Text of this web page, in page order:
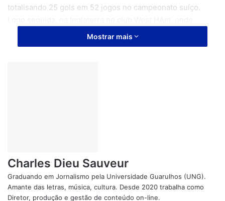
totalisando 25 gols em 52 jogos no campeonato suíço.
iniciou sua carreia profissional e disputa a temporada
2018-2019 da Premier League feminina.
2023
4 de agosto de 2023
Simone Mendes: O Sucesso Estrondoso
Mostrar mais
Charles Dieu Sauveur
Graduando em Jornalismo pela Universidade Guarulhos (UNG).
Amante das letras, música, cultura. Desde 2020 trabalha como
Diretor, produção e gestão de conteúdo on-line.